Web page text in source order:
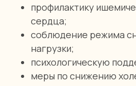
профилактику
сердца;
соблюдение режима
нагрузки;
психологическую
меры по снижению